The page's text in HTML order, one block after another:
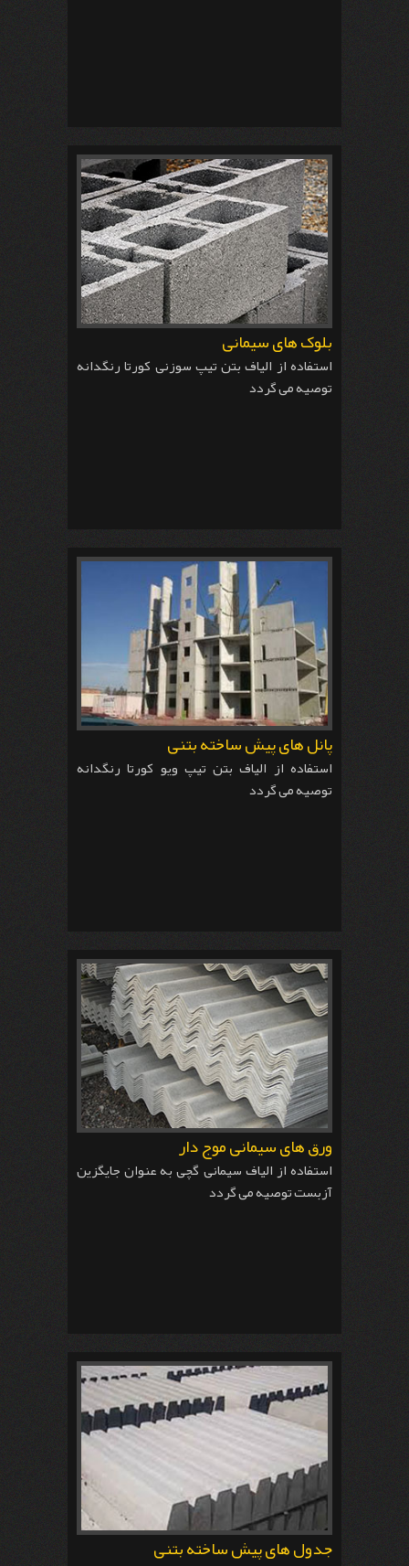
بلوک های سیمانی
استفاده از الیاف بتن تیپ سوزنی کورتا رنگدانه
توصیه می گردد
پانل های پیش ساخته بتنی
استفاده از الیاف بتن تیپ ویو کورتا رنگدانه
توصیه می گردد
ورق های سیمانی موج دار
استفاده از الیاف سیمانی گچی به عنوان جایگزین
آزبست توصیه می گردد
جدول های پیش ساخته بتنی